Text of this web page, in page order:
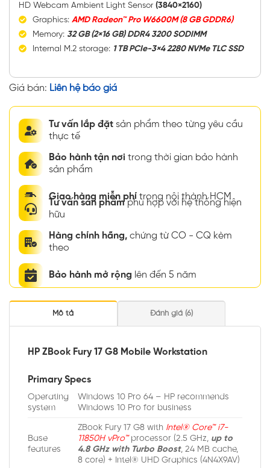
HD Webcam Ambient Light Sensor (3840×2160)
Graphics: AMD Radeon™ Pro W6600M (8 GB GDDR6)
Memory: 32 GB (2×16 GB) DDR4 3200 SODIMM
Internal M.2 storage: 1 TB PCIe-3×4 2280 NVMe TLC SSD
Giá bán: Liên hệ báo giá
Tư vấn lắp đặt sản phẩm theo từng yêu cầu
thực tế
Bảo hành tận nơi trong thời gian bảo hành
sản phẩm
Giao hàng miễn phí trong nội thành HCM
Tư vấn sản phẩmphù hợp với hệ thống hiện
hữu
Hàng chính hãng, chứng từ CO - CQ kèm
theo
Bảo hành mở rộng lên đến 5 năm
Mô tả Đánh giá (6)
HP ZBook Fury 17 G8 Mobile Workstation
Primary Specs
Operating
system
Windows 10 Pro 64 – HP recommends
Windows 10 Pro for business
Base
features
ZBook Fury 17 G8 with Intel® Core™ i7-
11850H vPro™processor (2.5 GHz, up to
4.8 GHz with Turbo Boost, 24 MB cache,
8 core) + Intel® UHD Graphics (4N4X9AV)